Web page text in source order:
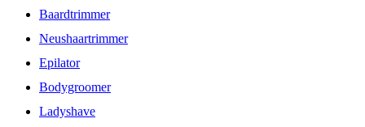
Baardtrimmer
Neushaartrimmer
Epilator
Bodygroomer
Ladyshave